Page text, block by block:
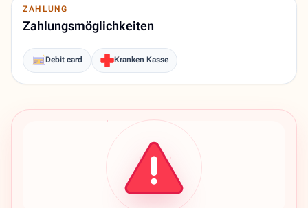
ZAHLUNG
Zahlungsmöglichkeiten
Debit card Kranken Kasse